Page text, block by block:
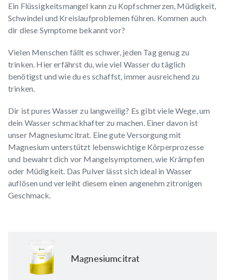
Ein Flüssigkeitsmangel kann zu Kopfschmerzen, Müdigkeit,
Schwindel und Kreislaufproblemen führen. Kommen auch
dir diese Symptome bekannt vor?
Vielen Menschen fällt es schwer, jeden Tag genug zu
trinken. Hier erfährst du, wie viel Wasser du täglich
benötigst und wie du es schaffst, immer ausreichend zu
trinken.
Dir ist pures Wasser zu langweilig? Es gibt viele Wege, um
dein Wasser schmackhafter zu machen. Einer davon ist
unser Magnesiumcitrat. Eine gute Versorgung mit
Magnesium unterstützt lebenswichtige Körperprozesse
und bewahrt dich vor Mangelsymptomen, wie Krämpfen
oder Müdigkeit. Das Pulver lässt sich ideal in Wasser
auflösen und verleiht diesem einen angenehm zitronigen
Geschmack.
Magnesiumcitrat